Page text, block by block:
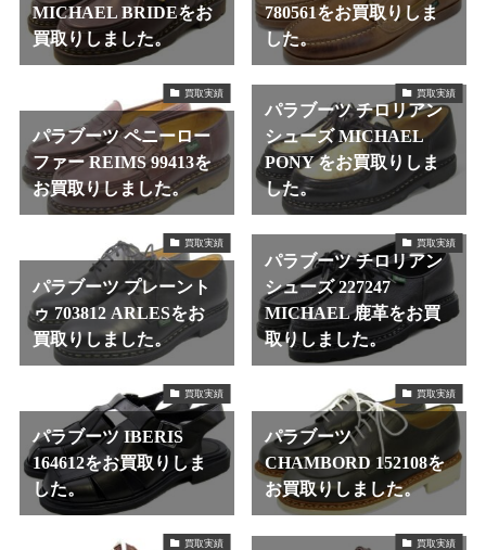
MICHAEL BRIDEをお
買取りしました。
780561をお買取りしま
した。
買取実績
パラブーツ ペニーロー
ファー REIMS 99413を
お買取りしました。
買取実績
パラブーツ チロリアン
シューズ MICHAEL
PONY をお買取りしま
した。
買取実績
パラブーツ プレーント
ゥ 703812 ARLESをお
買取りしました。
買取実績
パラブーツ チロリアン
シューズ 227247
MICHAEL 鹿革をお買
取りしました。
買取実績
パラブーツ IBERIS
164612をお買取りしま
した。
買取実績
パラブーツ
CHAMBORD 152108を
お買取りしました。
買取実績 買取実績